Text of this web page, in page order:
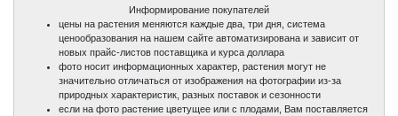
Информирование покупателей
цены на растения меняются каждые два, три дня, система
ценообразования на нашем сайте автоматизирована и зависит от
новых прайс-листов поставщика и курса доллара
фото носит информационных характер, растения могут не
значительно отличаться от изображения на фотографии из-за
природных характеристик, разных поставок и сезонности
если на фото растение цветущее или с плодами, Вам поставляется